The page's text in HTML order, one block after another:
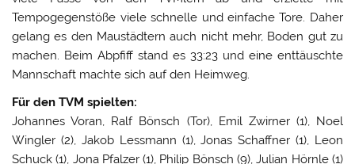
Tempogegenstöße viele schnelle und einfache Tore. Daher
gelang es den Maustädtern auch nicht mehr, Boden gut zu
machen. Beim Abpfiff stand es 33:23 und eine enttäuschte
Mannschaft machte sich auf den Heimweg.
Für den TVM spielten:
Johannes Voran, Ralf Bönsch (Tor), Emil Zwirner (1), Noel
Wingler (2), Jakob Lessmann (1), Jonas Schaffner (1), Leon
Schuck (1), Jona Pfalzer (1), Philip Bönsch (9), Julian Hörnle (1)